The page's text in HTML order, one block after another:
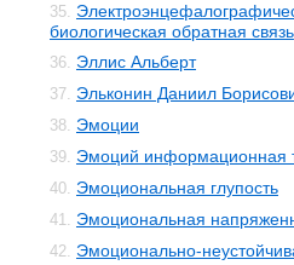
35.
биологическая обратная связь
36. Эллис Альберт
37. Эльконин Даниил
38. Эмоции
39. Эмоций информационная
40. Эмоциональная глупость
41. Эмоциональная
42. Эмоционально-